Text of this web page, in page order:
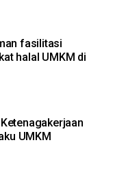
fasilitasi
halal UMKM di
UMKM